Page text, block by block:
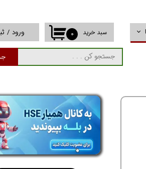
۰ سبد خرید ورود /
حساب
تغییر
خروج
کاربری